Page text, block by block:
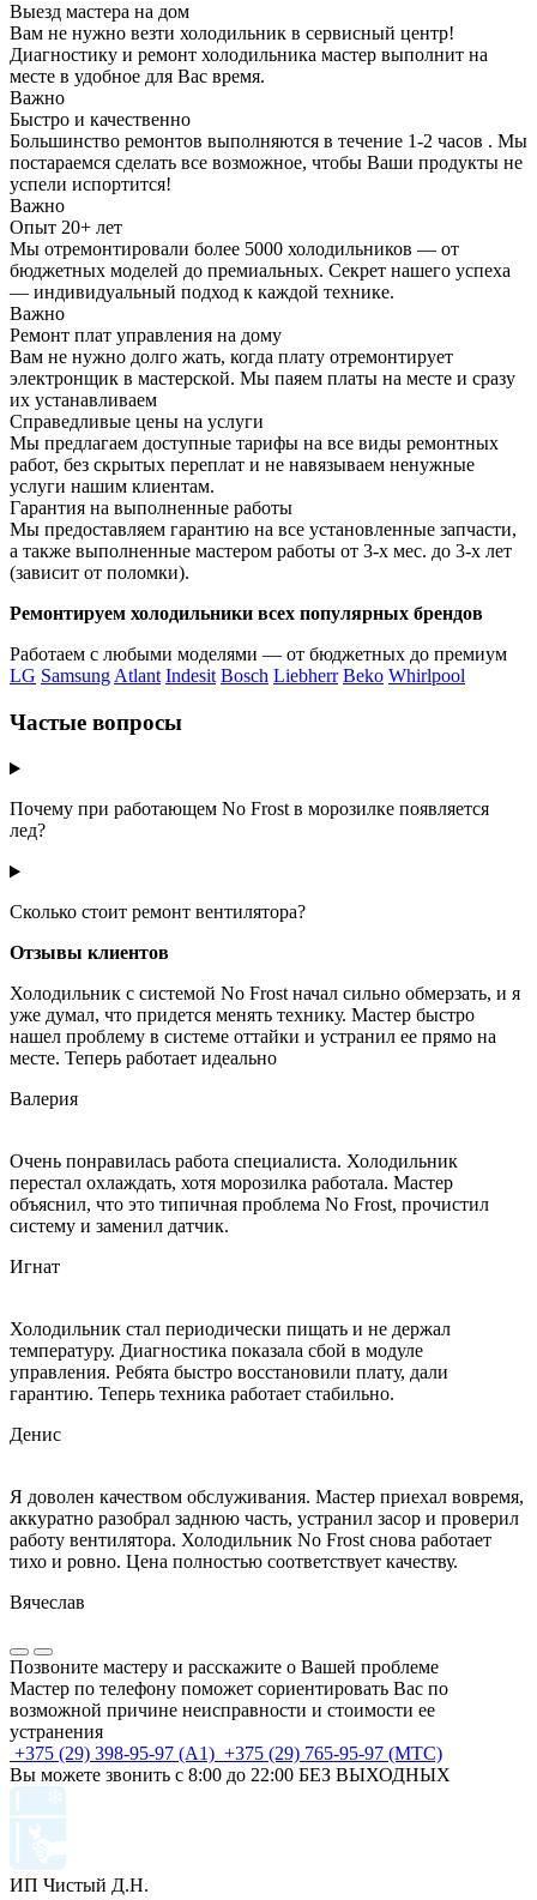
Выезд мастера на дом
Вам не нужно везти холодильник в сервисный центр!
Диагностику и ремонт холодильника мастер выполнит на
месте в удобное для Вас время.
Важно
Быстро и качественно
Большинство ремонтов выполняются в течение 1-2 часов . Мы
постараемся сделать все возможное, чтобы Ваши продукты не
успели испортится!
Важно
Опыт 20+ лет
Мы отремонтировали более 5000 холодильников — от
бюджетных моделей до премиальных. Секрет нашего успеха
— индивидуальный подход к каждой технике.
Важно
Ремонт плат управления на дому
Вам не нужно долго жать, когда плату отремонтирует
электронщик в мастерской. Мы паяем платы на месте и сразу
их устанавливаем
Справедливые цены на услуги
Мы предлагаем доступные тарифы на все виды ремонтных
работ, без скрытых переплат и не навязываем ненужные
услуги нашим клиентам.
Гарантия на выполненные работы
Мы предоставляем гарантию на все установленные запчасти,
а также выполненные мастером работы от 3-х мес. до 3-х лет
(зависит от поломки).
Ремонтируем холодильники всех популярных брендов
Работаем с любыми моделями — от бюджетных до премиум
LG Samsung Atlant Indesit Bosch Liebherr Beko Whirlpool
Частые вопросы
Почему при работающем No Frost в морозилке появляется
лед?
Сколько стоит ремонт вентилятора?
Отзывы клиентов
Холодильник с системой No Frost начал сильно обмерзать, и я
уже думал, что придется менять технику. Мастер быстро
нашел проблему в системе оттайки и устранил ее прямо на
месте. Теперь работает идеально
Валерия
Очень понравилась работа специалиста. Холодильник
перестал охлаждать, хотя морозилка работала. Мастер
объяснил, что это типичная проблема No Frost, прочистил
систему и заменил датчик.
Игнат
Холодильник стал периодически пищать и не держал
температуру. Диагностика показала сбой в модуле
управления. Ребята быстро восстановили плату, дали
гарантию. Теперь техника работает стабильно.
Денис
Я доволен качеством обслуживания. Мастер приехал вовремя,
аккуратно разобрал заднюю часть, устранил засор и проверил
работу вентилятора. Холодильник No Frost снова работает
тихо и ровно. Цена полностью соответствует качеству.
Вячеслав
Позвоните мастеру и расскажите о Вашей проблеме
Мастер по телефону поможет сориентировать Вас по
возможной причине неисправности и стоимости ее
устранения
+375 (29) 398-95-97 (А1) +375 (29) 765-95-97 (МТС)
Вы можете звонить с 8:00 до 22:00 БЕЗ ВЫХОДНЫХ
ИП Чистый Д.Н.